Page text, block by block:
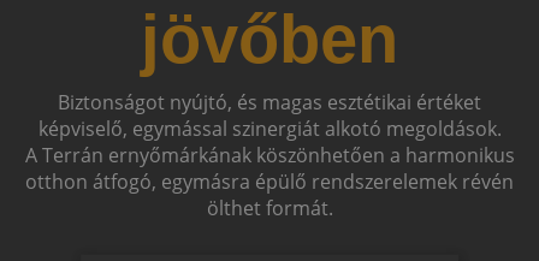
jövőben
Biztonságot nyújtó, és magas esztétikai értéket
képviselő, egymással szinergiát alkotó megoldások.
A Terrán ernyőmárkának köszönhetően a harmonikus
otthon átfogó, egymásra épülő rendszerelemek révén
ölthet formát.